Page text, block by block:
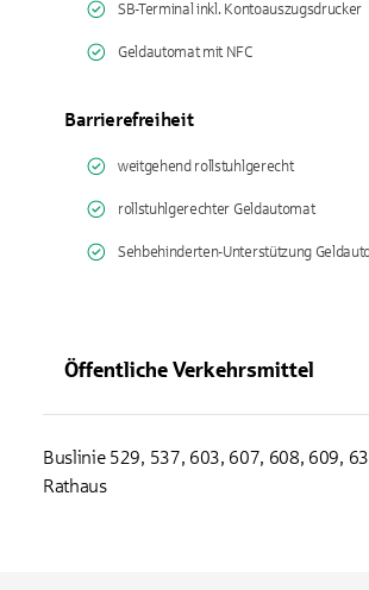
SB-Terminal inkl. Kontoauszugsdrucker
Geldautomat mit NFC
Barrierefreiheit
weitgehend rollstuhlgerecht
rollstuhlgerechter Geldautomat
Sehbehinderten-Unterstützung
Öffentliche Verkehrsmittel
Buslinie 529, 537, 603, 607, 608, 609,
Rathaus